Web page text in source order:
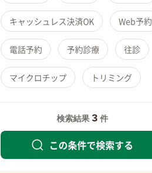
キャッシュレス決済OK Web予約
電話予約 予約診療 往診
マイクロチップ トリミング
検索結果 3 件
この条件で検索する